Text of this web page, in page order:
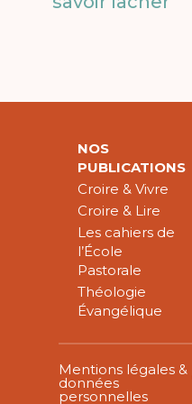
NOS
PUBLICATIONS
Croire & Vivre
Croire & Lire
Les cahiers de
l’École
Pastorale
Théologie
Évangélique
Mentions légales &
données
personnelles